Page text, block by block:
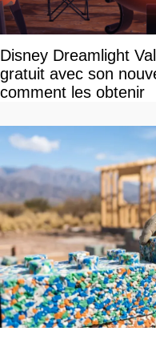
Disney Dreamlight
gratuit avec son
comment les obtenir